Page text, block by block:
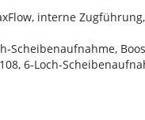
interne
Scheibenaufnahme,
6-Loch-